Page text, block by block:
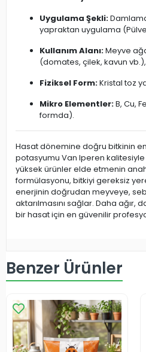
Uygulama Şekli:
yapraktan uygulama
Kullanım Alanı:Meyve
(domates, çilek, kavun
Fiziksel Form:Kristal toz
Mikro Elementler:B, Cu,
formda).
Hasat dönemine doğru bitkinin
potasyumu Van Iperen
yüksek ürünler elde etmenin
formülasyonu, bitkiyi gereksiz
enerjinin doğrudan meyveye,
aktarılmasını sağlar. Daha ağır,
bir hasat için en güvenilir
Benzer Ürünler